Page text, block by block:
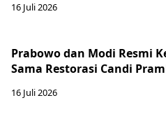
16 Juli 2026
Prabowo dan Modi Resmi
Sama Restorasi Candi
16 Juli 2026